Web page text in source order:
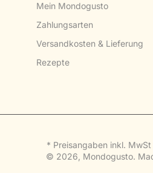
Mein Mondogusto
Zahlungsarten
Versandkosten & Lieferung
Rezepte
* Preisangaben inkl.
© 2026, Mondogusto.